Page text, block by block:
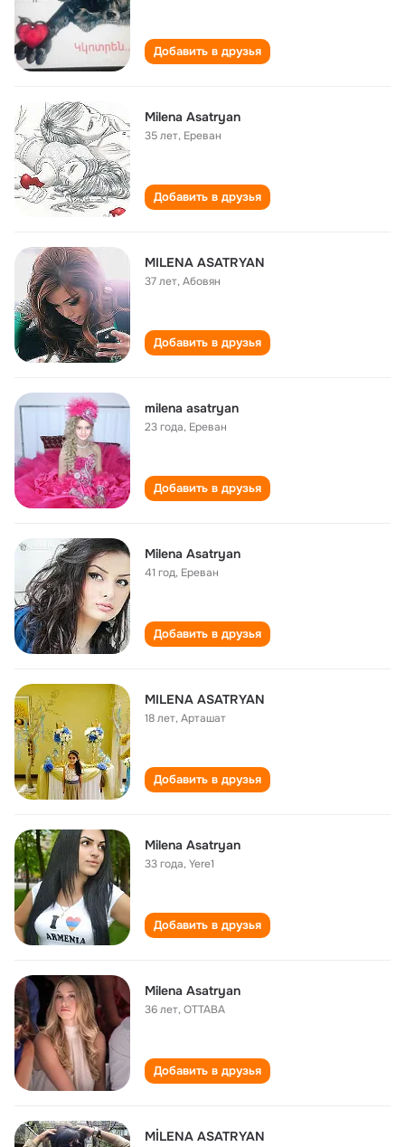
Добавить в друзья
Milena Asatryan
35 лет, Ереван
Добавить в друзья
MILENA ASATRYAN
37 лет,Абовян
Добавить в друзья
milena asatryan
23 года, Ереван
Добавить в друзья
Milena Asatryan
41 год, Ереван
Добавить в друзья
MILENA ASATRYAN
18 лет,Арташат
Добавить в друзья
Milena Asatryan
33 года,Yere1
Добавить в друзья
Milena Asatryan
36 лет,OTTABA
Добавить в друзья
MİLENA ASATRYAN